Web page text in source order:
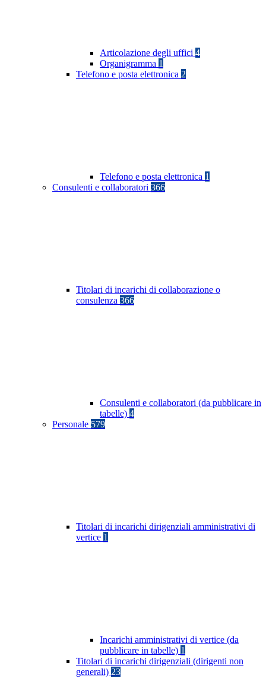
Articolazione degli uffici 4
Organigramma 1
Telefono e posta elettronica 2
Telefono e posta elettronica 1
Consulenti e collaboratori 366
Titolari di incarichi di collaborazione o
consulenza 366
Consulenti e collaboratori (da pubblicare in
tabelle) 4
Personale 579
Titolari di incarichi dirigenziali amministrativi di
vertice 1
Incarichi amministrativi di vertice (da
pubblicare in tabelle) 1
Titolari di incarichi dirigenziali (dirigenti non
generali) 23